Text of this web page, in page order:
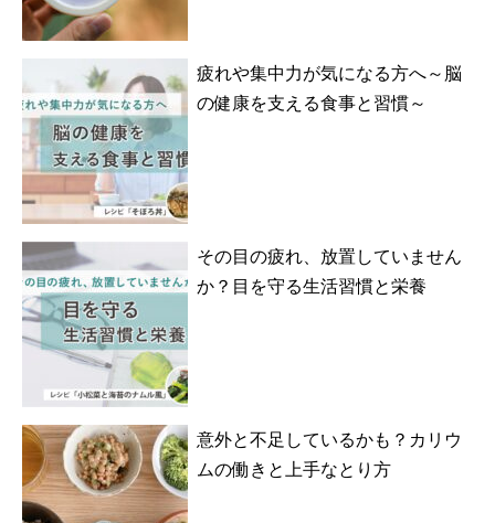
疲れや集中力が気になる方へ～脳
の健康を支える食事と習慣～
その目の疲れ、放置していません
か？目を守る生活習慣と栄養
意外と不足しているかも？カリウ
ムの働きと上手なとり方